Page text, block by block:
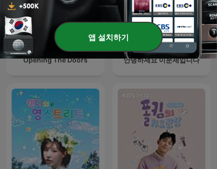
Opening The Doors 안녕하세요 이문세입니다
앱 설치하기